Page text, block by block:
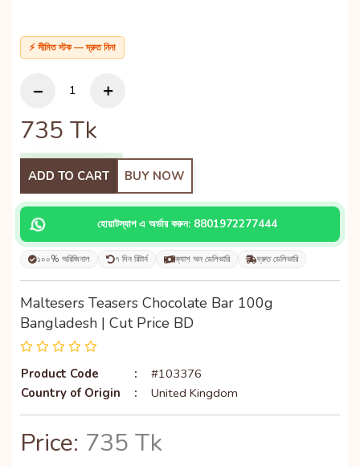
⚡ সীমিত স্টক — দ্রুত নিন!
735 Tk
ADD TO CART BUY NOW
হোয়াটস্যাপ এ অর্ডার করুন: 8801972277444
১০০% অরিজিনাল ৭ দিন রিটার্ন ক্যাশ অন ডেলিভারি দ্রুত ডেলিভারি
Maltesers Teasers Chocolate Bar 100g
Bangladesh | Cut Price BD
Product Code :
#103376
Country of Origin
: United Kingdom
Price: 735 Tk